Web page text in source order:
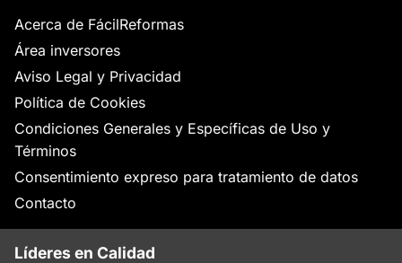
Acerca de FácilReformas
Área inversores
Aviso Legal y Privacidad
Política de Cookies
Condiciones Generales y Específicas de Uso y
Términos
Consentimiento expreso para tratamiento de datos
Contacto
Líderes en Calidad